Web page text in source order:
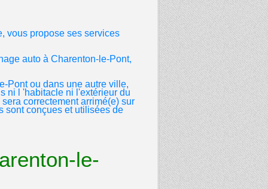
vous propose ses services
auto à Charenton-le-Pont,
Pont ou dans une autre ville,
ni l 'habitacle ni l'extérieur du
correctement arrimé(e) sur
sont conçues et utilisées de
le-